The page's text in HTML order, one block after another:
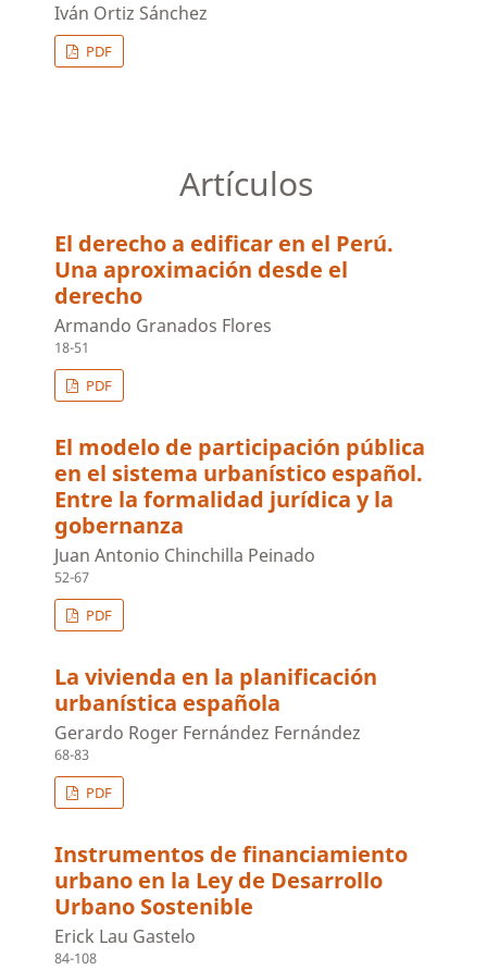
Iván Ortiz Sánchez
PDF
Artículos
El derecho a edificar en el Perú.
Una aproximación desde el
derecho
Armando Granados Flores
18-51
PDF
El modelo de participación pública
en el sistema urbanístico español.
Entre la formalidad jurídica y la
gobernanza
Juan Antonio Chinchilla Peinado
52-67
PDF
La vivienda en la planificación
urbanística española
Gerardo Roger Fernández Fernández
68-83
PDF
Instrumentos de financiamiento
urbano en la Ley de Desarrollo
Urbano Sostenible
Erick Lau Gastelo
84-108